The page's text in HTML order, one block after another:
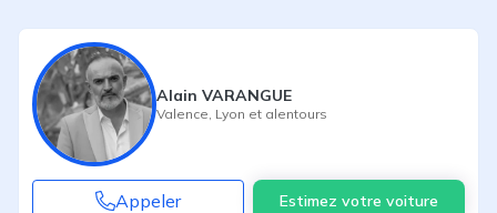
Alain VARANGUE
Valence Lyon et alentours
Appeler Estimez votre voiture